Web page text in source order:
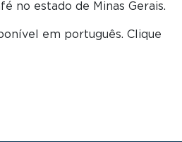
no estado de Minas Gerais.
em português. Clique